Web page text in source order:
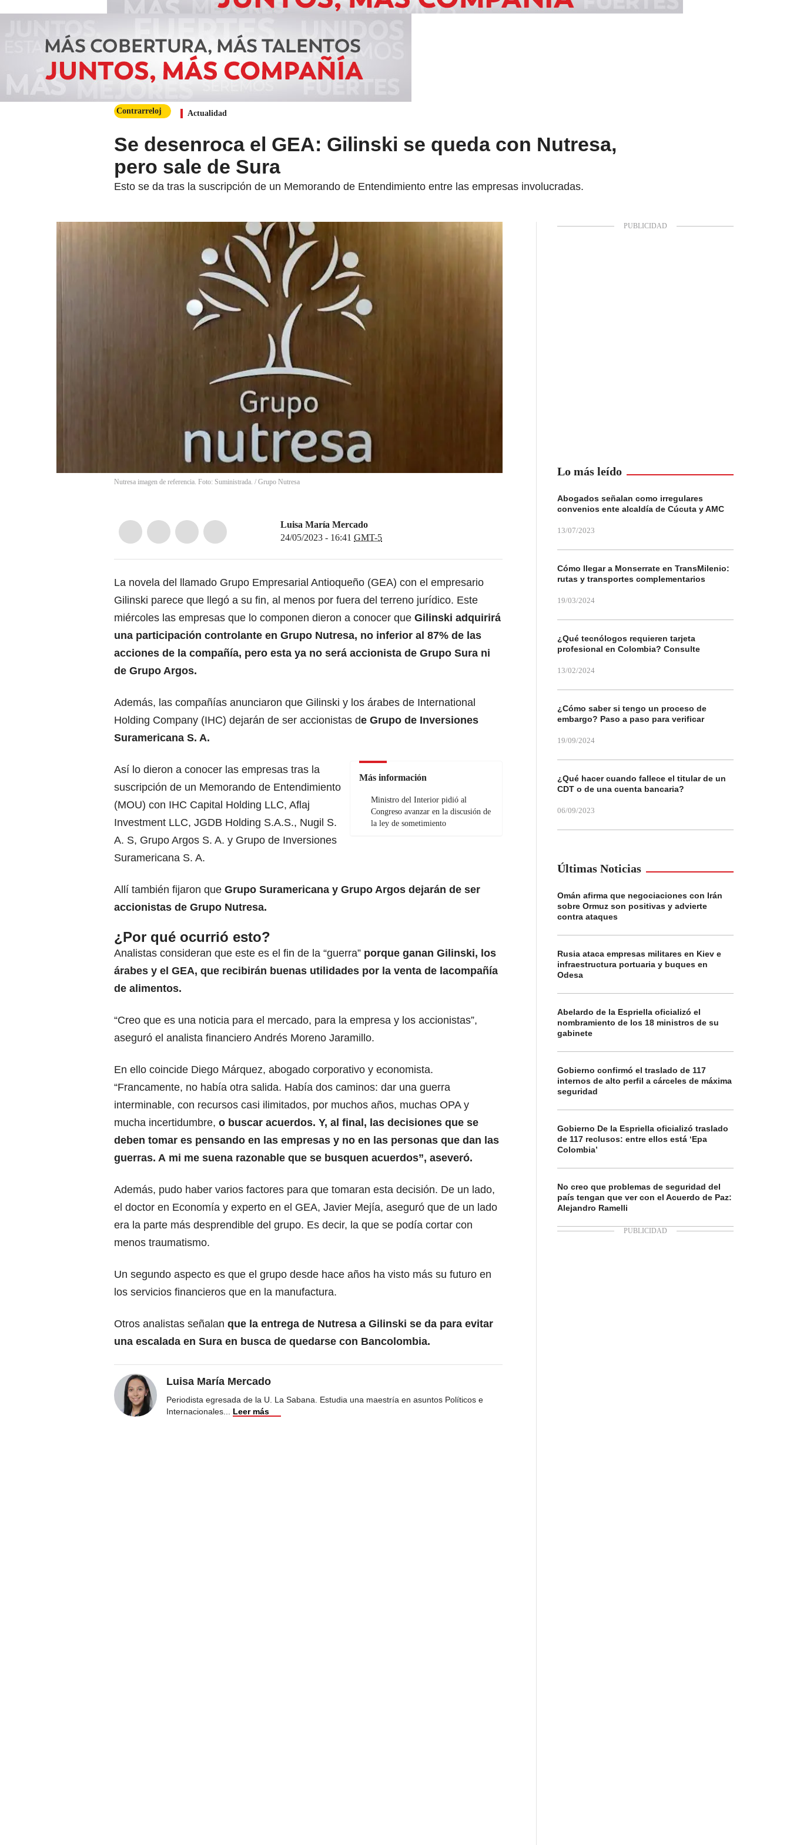
Contrarreloj Actualidad
Se desenroca el GEA: Gilinski se queda con Nutresa,
pero sale de Sura
Esto se da tras la suscripción de un Memorando de Entendimiento entre las empresas involucradas.
Nutresa imagen de referencia. Foto: Suministrada. / Grupo Nutresa
Luisa María Mercado
24/05/2023 - 16:41 GMT-5
La novela del llamado Grupo Empresarial Antioqueño (GEA) con el empresario
Gilinski parece que llegó a su fin, al menos por fuera del terreno jurídico. Este
miércoles las empresas que lo componen dieron a conocer que Gilinski adquirirá
una participación controlante en Grupo Nutresa, no inferior al 87% de las
acciones de la compañía, pero esta ya no será accionista de Grupo Sura ni
de Grupo Argos.
Además, las compañías anunciaron que Gilinski y los árabes de International
Holding Company (IHC) dejarán de ser accionistas de Grupo de Inversiones
Suramericana S. A.
Más información
Ministro del Interior pidió al
Congreso avanzar en la discusión de
la ley de sometimiento
Así lo dieron a conocer las empresas tras la
suscripción de un Memorando de Entendimiento
(MOU) con IHC Capital Holding LLC, Aflaj
Investment LLC, JGDB Holding S.A.S., Nugil S.
A. S, Grupo Argos S. A. y Grupo de Inversiones
Suramericana S. A.
Allí también fijaron que Grupo Suramericana y Grupo Argos dejarán de ser
accionistas de Grupo Nutresa.
¿Por qué ocurrió esto?
Analistas consideran que este es el fin de la “guerra” porque ganan Gilinski, los
árabes y el GEA, que recibirán buenas utilidades por la venta de lacompañía
de alimentos.
“Creo que es una noticia para el mercado, para la empresa y los accionistas”,
aseguró el analista financiero Andrés Moreno Jaramillo.
En ello coincide Diego Márquez, abogado corporativo y economista.
“Francamente, no había otra salida. Había dos caminos: dar una guerra
interminable, con recursos casi ilimitados, por muchos años, muchas OPA y
mucha incertidumbre, o buscar acuerdos. Y, al final, las decisiones que se
deben tomar es pensando en las empresas y no en las personas que dan las
guerras. A mi me suena razonable que se busquen acuerdos”, aseveró.
Además, pudo haber varios factores para que tomaran esta decisión. De un lado,
el doctor en Economía y experto en el GEA, Javier Mejía, aseguró que de un lado
era la parte más desprendible del grupo. Es decir, la que se podía cortar con
menos traumatismo.
Un segundo aspecto es que el grupo desde hace años ha visto más su futuro en
los servicios financieros que en la manufactura.
Otros analistas señalan que la entrega de Nutresa a Gilinski se da para evitar
una escalada en Sura en busca de quedarse con Bancolombia.
Luisa María Mercado
Periodista egresada de la U. La Sabana. Estudia una maestría en asuntos Políticos e
Internacionales
Leer más
Lo más leído
Abogados señalan como irregulares
convenios ente alcaldía de Cúcuta y AMC
13/07/2023
Cómo llegar a Monserrate en TransMilenio:
rutas y transportes complementarios
19/03/2024
¿Qué tecnólogos requieren tarjeta
profesional en Colombia? Consulte
13/02/2024
¿Cómo saber si tengo un proceso de
embargo? Paso a paso para verificar
19/09/2024
¿Qué hacer cuando fallece el titular de un
CDT o de una cuenta bancaria?
06/09/2023
Últimas Noticias
Omán afirma que negociaciones con Irán
sobre Ormuz son positivas y advierte
contra ataques
Rusia ataca empresas militares en Kiev e
infraestructura portuaria y buques en
Odesa
Abelardo de la Espriella oficializó el
nombramiento de los 18 ministros de su
gabinete
Gobierno confirmó el traslado de 117
internos de alto perfil a cárceles de máxima
seguridad
Gobierno De la Espriella oficializó traslado
de 117 reclusos: entre ellos está ‘Epa
Colombia’
No creo que problemas de seguridad del
país tengan que ver con el Acuerdo de Paz:
Alejandro Ramelli